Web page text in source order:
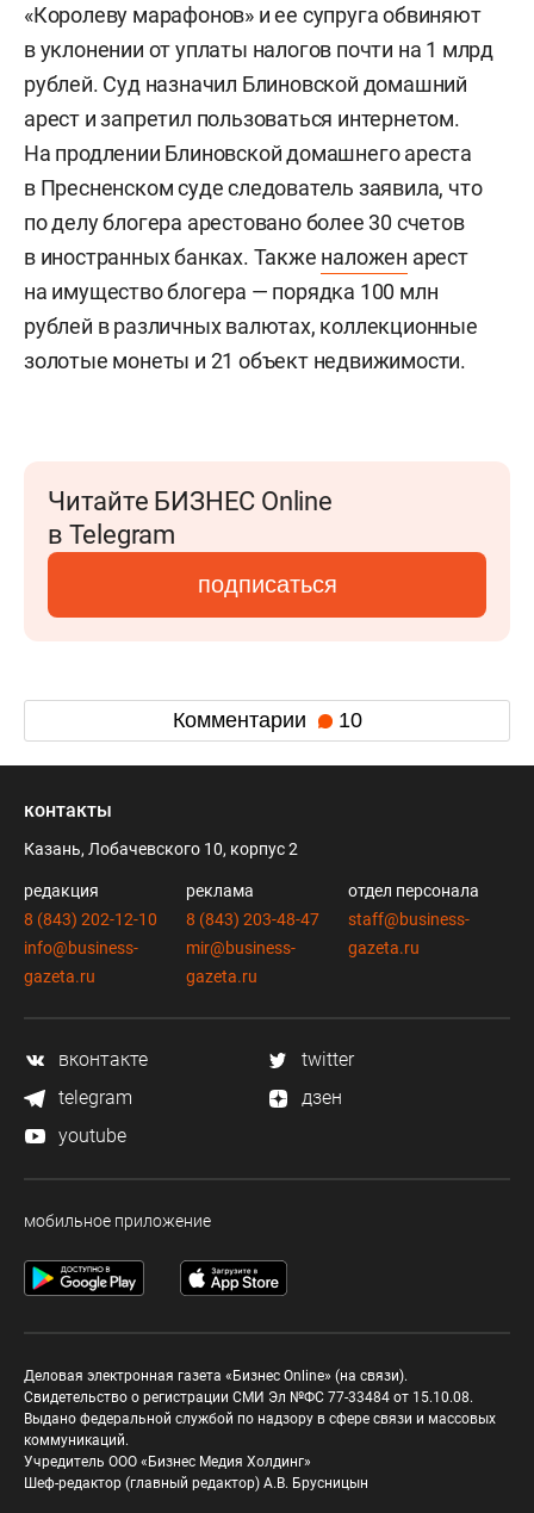
«Королеву марафонов» и ее супруга обвиняют
в уклонении от уплаты налогов почти на 1 млрд
рублей. Суд назначил Блиновской домашний
арест и запретил пользоваться интернетом.
На продлении Блиновской домашнего ареста
в Пресненском суде следователь заявила, что
по делу блогера арестовано более 30 счетов
в иностранных банках. Также наложен арест
на имущество блогера — порядка 100 млн
рублей в различных валютах, коллекционные
золотые монеты и 21 объект недвижимости.
Читайте БИЗНЕС Online
в Telegram
подписаться
Комментарии 10
контакты
Казань, Лобачевского 10, корпус 2
редакция
8 (843) 202-12-10
info@business-
gazeta.ru
реклама
8 (843) 203-48-47
mir@business-
gazeta.ru
отдел персонала
staff@business-
gazeta.ru
вконтакте
twitter
telegram
дзен
youtube
мобильное приложение
Деловая электронная газета «Бизнес Online» (на связи).
Свидетельство о регистрации СМИ Эл №ФС 77-33484 от 15.10.08.
Выдано федеральной службой по надзору в сфере связи и массовых
коммуникаций.
Учредитель ООО «Бизнес Медия Холдинг»
Шеф-редактор (главный редактор) А.В. Брусницын